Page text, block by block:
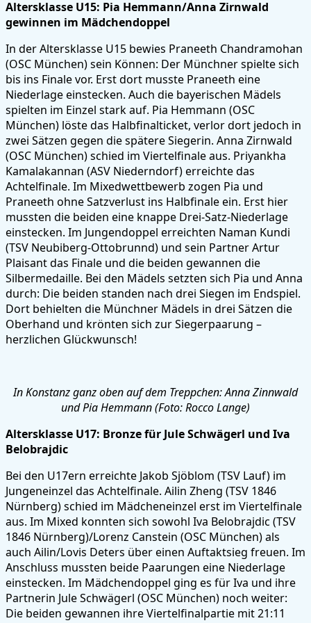
Altersklasse U15: Pia Hemmann/Anna Zirnwald
gewinnen im Mädchendoppel
In der Altersklasse U15 bewies Praneeth Chandramohan
(OSC München) sein Können: Der Münchner spielte sich
bis ins Finale vor. Erst dort musste Praneeth eine
Niederlage einstecken. Auch die bayerischen Mädels
spielten im Einzel stark auf. Pia Hemmann (OSC
München) löste das Halbfinalticket, verlor dort jedoch in
zwei Sätzen gegen die spätere Siegerin. Anna Zirnwald
(OSC München) schied im Viertelfinale aus. Priyankha
Kamalakannan (ASV Niederndorf) erreichte das
Achtelfinale. Im Mixedwettbewerb zogen Pia und
Praneeth ohne Satzverlust ins Halbfinale ein. Erst hier
mussten die beiden eine knappe Drei-Satz-Niederlage
einstecken. Im Jungendoppel erreichten Naman Kundi
(TSV Neubiberg-Ottobrunnd) und sein Partner Artur
Plaisant das Finale und die beiden gewannen die
Silbermedaille. Bei den Mädels setzten sich Pia und Anna
durch: Die beiden standen nach drei Siegen im Endspiel.
Dort behielten die Münchner Mädels in drei Sätzen die
Oberhand und krönten sich zur Siegerpaarung –
herzlichen Glückwunsch!
In Konstanz ganz oben auf dem Treppchen: Anna Zinnwald
und Pia Hemmann (Foto: Rocco Lange)
Altersklasse U17: Bronze für Jule Schwägerl und Iva
Belobrajdic
Bei den U17ern erreichte Jakob Sjöblom (TSV Lauf) im
Jungeneinzel das Achtelfinale. Ailin Zheng (TSV 1846
Nürnberg) schied im Mädcheneinzel erst im Viertelfinale
aus. Im Mixed konnten sich sowohl Iva Belobrajdic (TSV
1846 Nürnberg)/Lorenz Canstein (OSC München) als
auch Ailin/Lovis Deters über einen Auftaktsieg freuen. Im
Anschluss mussten beide Paarungen eine Niederlage
einstecken. Im Mädchendoppel ging es für Iva und ihre
Partnerin Jule Schwägerl (OSC München) noch weiter:
Die beiden gewannen ihre Viertelfinalpartie mit 21:11